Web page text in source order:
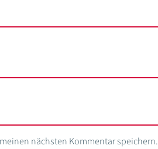
nächsten Kommentar speichern.